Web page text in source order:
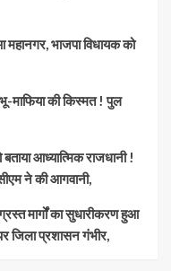
भाजपा विधायक को
माफिया की किस्मत ! पुल
आध्यात्मिक राजधानी !
ने की आगवानी,
मार्गों का सुधारीकरण हुआ
जिला प्रशासन गंभीर,